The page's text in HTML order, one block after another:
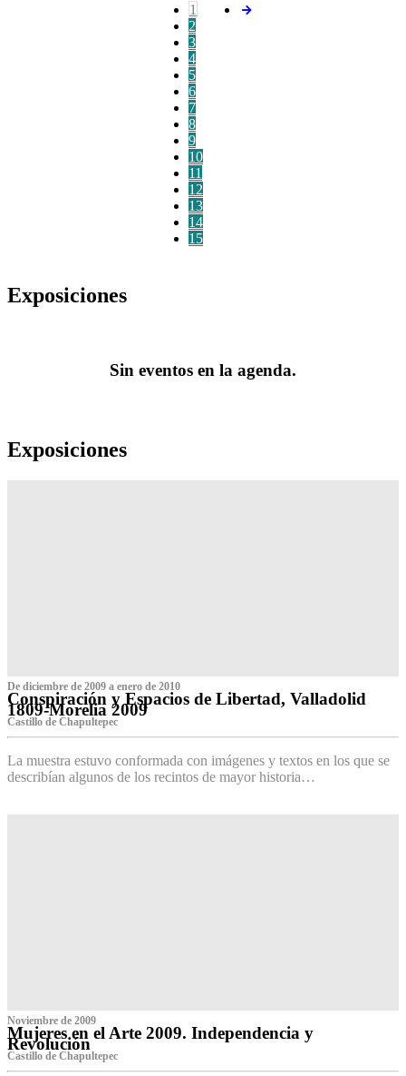
1
2
3
4
5
6
7
8
9
10
11
12
13
14
15
Exposiciones
Sin eventos en la agenda.
Exposiciones
De diciembre de 2009 a enero de 2010
Conspiración y Espacios de Libertad, Valladolid
1809-Morelia 2009
Castillo de Chapultepec
La muestra estuvo conformada con imágenes y textos en los que se
describían algunos de los recintos de mayor historia…
Noviembre de 2009
Mujeres en el Arte 2009. Independencia y
Revolución
Castillo de Chapultepec